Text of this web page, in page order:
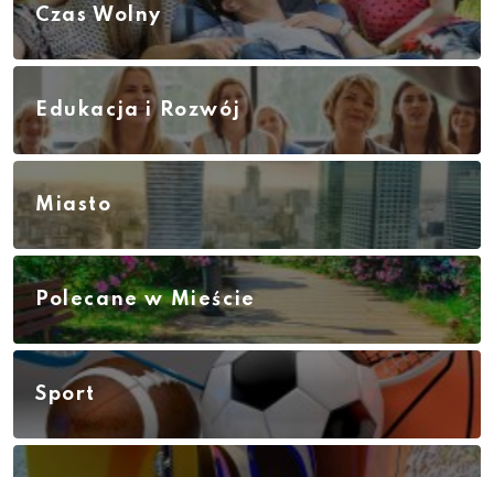
Czas Wolny
Edukacja i Rozwój
Miasto
Polecane w Mieście
Sport